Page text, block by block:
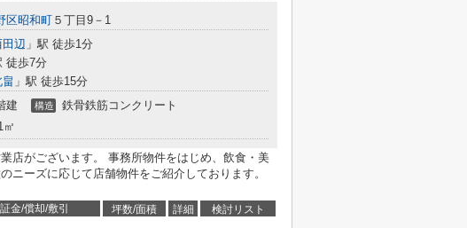
区昭和町 ５丁目9－1
田辺 」駅 徒歩1分
徒歩7分
」駅 徒歩15分
建 構造 鉄骨鉄筋コンクリート
店がございます。 事務所物件をはじめ、飲食・美
ニーズに応じて店舗物件をご紹介しております。
金/償却/敷引 坪数/面積 詳細 検討リスト